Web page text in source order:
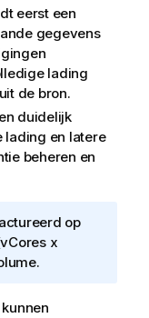
eerst een
gegevens
lading
de bron.
duidelijk
lading en latere
beheren en
op
x